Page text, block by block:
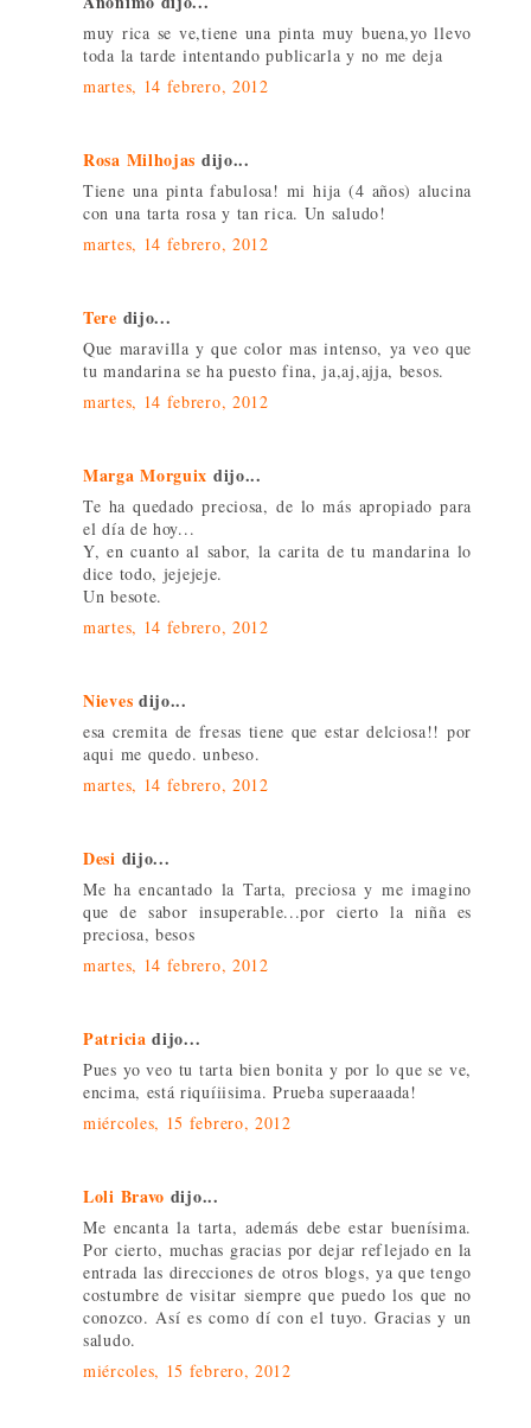
muy rica se ve,tiene una pinta muy buena,yo llevo
toda la tarde intentando publicarla y no me deja
martes, 14 febrero, 2012
Rosa Milhojas dijo...
Tiene una pinta fabulosa! mi hija (4 años) alucina
con una tarta rosa y tan rica. Un saludo!
martes, 14 febrero, 2012
Tere dijo...
Que maravilla y que color mas intenso, ya veo que
tu mandarina se ha puesto fina, ja,aj,ajja, besos.
martes, 14 febrero, 2012
Marga Morguix dijo...
Te ha quedado preciosa, de lo más apropiado para
el día de hoy...
Y, en cuanto al sabor, la carita de tu mandarina lo
dice todo, jejejeje.
Un besote.
martes, 14 febrero, 2012
Nieves dijo...
esa cremita de fresas tiene que estar delciosa!! por
aqui me quedo. unbeso.
martes, 14 febrero, 2012
Desi dijo...
Me ha encantado la Tarta, preciosa y me imagino
que de sabor insuperable...por cierto la niña es
preciosa, besos
martes, 14 febrero, 2012
Patricia dijo...
Pues yo veo tu tarta bien bonita y por lo que se ve,
encima, está riquíiisima. Prueba superaaada!
miércoles, 15 febrero, 2012
Loli Bravo dijo...
Me encanta la tarta, además debe estar buenísima.
Por cierto, muchas gracias por dejar reflejado en la
entrada las direcciones de otros blogs, ya que tengo
costumbre de visitar siempre que puedo los que no
conozco. Así es como dí con el tuyo. Gracias y un
saludo.
miércoles, 15 febrero, 2012